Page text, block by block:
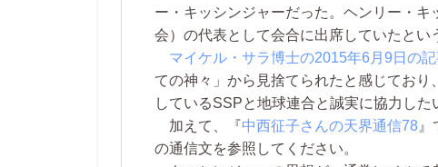
ー・キッシンジャーだった。ヘンリー・
会）の代表として会合に出席していたとい
マイケル・サラ博士の2015年6月9日の
ての神々」から見捨てられたと感じてお
しているSSPと地球連合と誠実に協力した
加えて、『中西征子さんの天界通信78
の通信文を参照してください。